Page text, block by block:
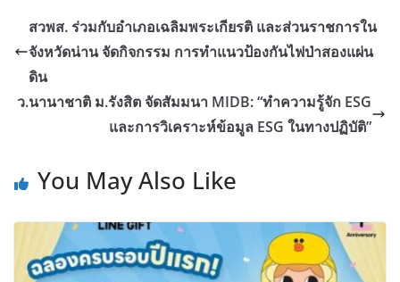
สวพส. ร่วมกับอำเภอเฉลิมพระเกียรติ และส่วนราชการใน
จังหวัดน่าน จัดกิจกรรม การทำแนวป้องกันไฟป่าสองแผ่น
ดิน
ว.นานาชาติ ม.รังสิต จัดสัมมนา MIDB: “ทำความรู้จัก ESG
และการวิเคราะห์ข้อมูล ESG ในทางปฏิบัติ”
You May Also Like